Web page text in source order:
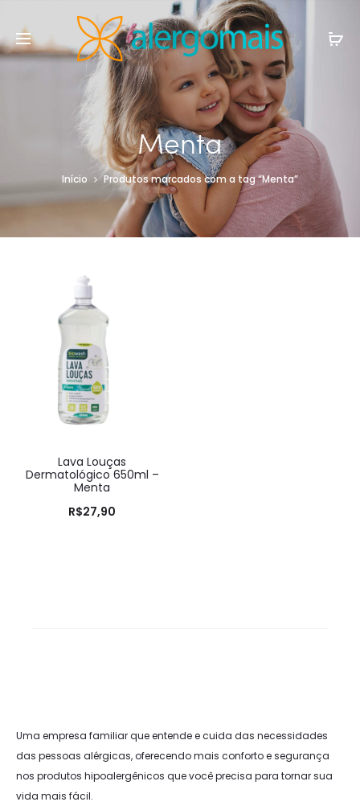
Menta
Início Produtos marcados com a tag “Menta”
Lava Louças
Dermatológico 650ml –
Menta
R$27,90
Uma empresa familiar que entende e cuida das necessidades
das pessoas alérgicas, oferecendo mais conforto e segurança
nos produtos hipoalergênicos que você precisa para tornar sua
vida mais fácil.